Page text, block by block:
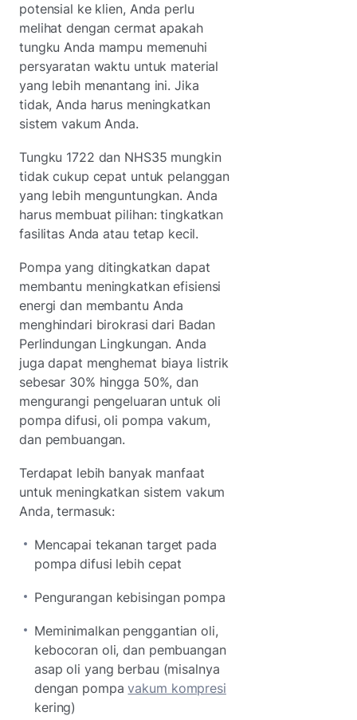
potensial ke klien, Anda perlu
melihat dengan cermat apakah
tungku Anda mampu memenuhi
persyaratan waktu untuk material
yang lebih menantang ini. Jika
tidak, Anda harus meningkatkan
sistem vakum Anda.
Tungku 1722 dan NHS35 mungkin
tidak cukup cepat untuk pelanggan
yang lebih menguntungkan. Anda
harus membuat pilihan: tingkatkan
fasilitas Anda atau tetap kecil.
Pompa yang ditingkatkan dapat
membantu meningkatkan efisiensi
energi dan membantu Anda
menghindari birokrasi dari Badan
Perlindungan Lingkungan. Anda
juga dapat menghemat biaya listrik
sebesar 30% hingga 50%, dan
mengurangi pengeluaran untuk oli
pompa difusi, oli pompa vakum,
dan pembuangan.
Terdapat lebih banyak manfaat
untuk meningkatkan sistem vakum
Anda, termasuk:
Mencapai tekanan target pada
pompa difusi lebih cepat
Pengurangan kebisingan pompa
Meminimalkan penggantian oli,
kebocoran oli, dan pembuangan
asap oli yang berbau (misalnya
dengan pompavakum kompresi
kering)